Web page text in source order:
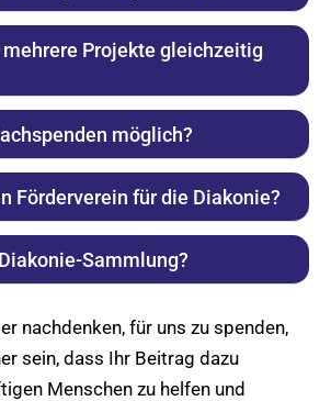
mehrere Projekte gleichzeitig
möglich?
Förderverein für die Diakonie?
Sammlung?
nachdenken, für uns zu spenden,
sein, dass Ihr Beitrag dazu
Menschen zu helfen und